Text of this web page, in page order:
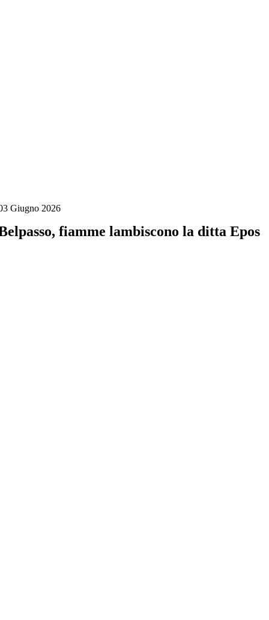
Giugno 2026
fiamme lambiscono la ditta Epos